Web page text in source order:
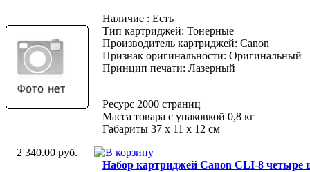
Наличие : Есть
Тип картриджей: Тонерные
Производитель картриджей: Canon
Признак оригинальности: Оригинальный
Принцип печати: Лазерный
Ресурс 2000 страниц
Масса товара с упаковкой 0,8 кг
Габариты 37 x 11 x 12 см
2 340.00 руб.
Набор картриджей Canon CLI-8 четыре